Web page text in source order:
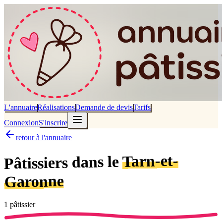
L'annuaireRéalisationsDemande de devisTarifs
ConnexionS'inscrire
retour à l'annuaire
Pâtissiers dans leTarn-et-
Garonne
1 pâtissier